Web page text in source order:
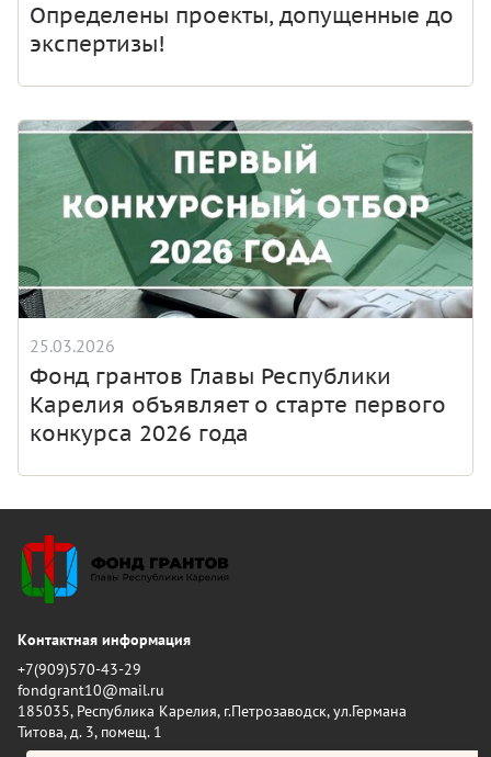
Определены проекты, допущенные до
экспертизы!
25.03.2026
Фонд грантов Главы Республики
Карелия объявляет о старте первого
конкурса 2026 года
Контактная информация
+7(909)570-43-29
fondgrant10@mail.ru
185035, Республика Карелия, г.Петрозаводск, ул.Германа
Титова, д. 3, помещ. 1